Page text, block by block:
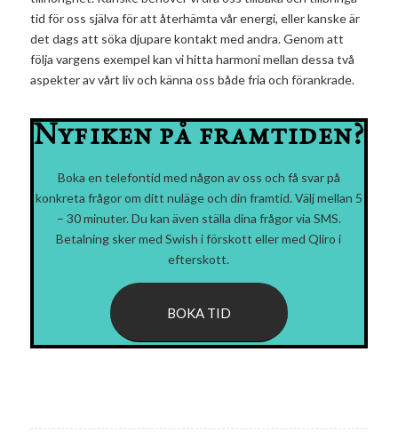
tid för oss själva för att återhämta vår energi, eller kanske är
det dags att söka djupare kontakt med andra. Genom att
följa vargens exempel kan vi hitta harmoni mellan dessa två
aspekter av vårt liv och känna oss både fria och förankrade.
Nyfiken på framtiden?
Boka en telefontid med någon av oss och få svar på
konkreta frågor om ditt nuläge och din framtid. Välj mellan 5
– 30 minuter. Du kan även ställa dina frågor via SMS.
Betalning sker med Swish i förskott eller med Qliro i
efterskott.
BOKA TID